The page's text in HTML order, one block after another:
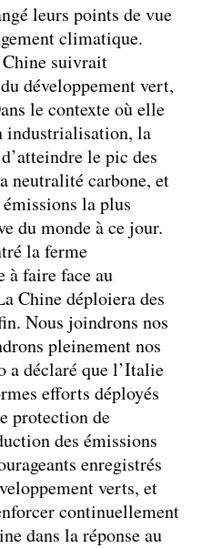
leurs points de vue
climatique.
suivrait
développement vert,
le contexte où elle
industrialisation, la
le pic des
neutralité carbone, et
la plus
du monde à ce jour.
la ferme
à faire face au
Chine déploiera des
Nous joindrons nos
pleinement nos
déclaré que l’Italie
efforts déployés
protection de
des émissions
enregistrés
verts, et
continuellement
dans la réponse au